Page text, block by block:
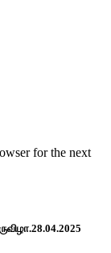
for the next